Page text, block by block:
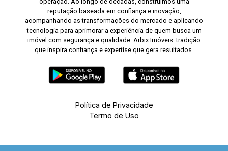
reputação baseada em confiança e inovação,
acompanhando as transformações do mercado e aplicando
tecnologia para aprimorar a experiência de quem busca um
imóvel com segurança e qualidade. Arbix Imóveis: tradição
que inspira confiança e expertise que gera resultados.
Política de Privacidade
Termo de Uso